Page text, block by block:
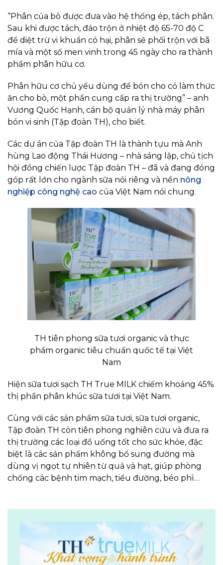
“Phân của bò được đưa vào hệ thống ép, tách phân.
Sau khi được tách, đảo trộn ở nhiệt độ 65-70 độ C
để diệt trừ vi khuẩn có hại, phân sẽ phối trộn với bã
mía và một số men vinh trong 45 ngày cho ra thành
phẩm phân hữu cơ.
Phân hữu cơ chủ yếu dùng để bón cho cỏ làm thức
ăn cho bò, một phần cung cấp ra thị trường” – anh
Vương Quốc Hạnh, cán bộ quản lý nhà máy phân
bón vi sinh (Tập đoàn TH), cho biết.
Các dự án của Tập đoàn TH là thành tựu mà Anh
hùng Lao động Thái Hương – nhà sáng lập, chủ tịch
hội đồng chiến lược Tập đoàn TH – đã và đang đóng
góp rất lớn cho ngành sữa nói riêng và nền nông
nghiệp công nghệ cao của Việt Nam nói chung.
TH tiên phong sữa tươi organic và thực
phẩm organic tiêu chuẩn quốc tế tại Việt
Nam
Hiện sữa tươi sạch TH True MILK chiếm khoảng 45%
thị phần phân khúc sữa tươi tại Việt Nam.
Cùng với các sản phẩm sữa tươi, sữa tươi organic,
Tập đoàn TH còn tiên phong nghiên cứu và đưa ra
thị trường các loại đồ uống tốt cho sức khỏe, đặc
biệt là các sản phẩm không bổ sung đường mà
dùng vị ngọt tự nhiên từ quả và hạt, giúp phòng
chống các bệnh tim mạch, tiểu đường, béo phì…